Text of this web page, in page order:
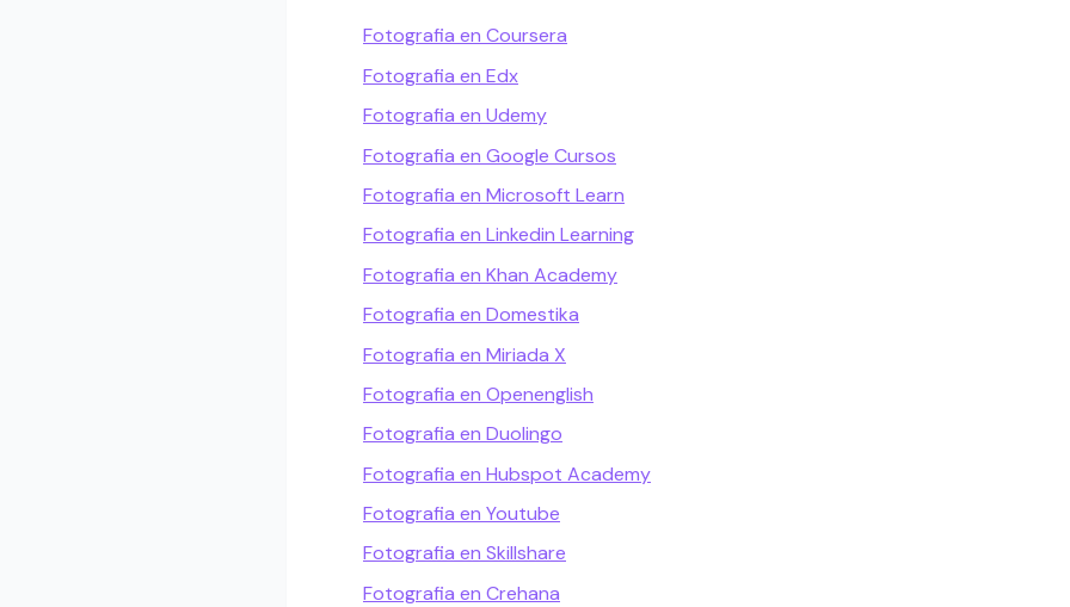
Fotografia en Coursera
Fotografia en Edx
Fotografia en Udemy
Fotografia en Google Cursos
Fotografia en Microsoft Learn
Fotografia en Linkedin Learning
Fotografia en Khan Academy
Fotografia en Domestika
Fotografia en Miriada X
Fotografia en Openenglish
Fotografia en Duolingo
Fotografia en Hubspot Academy
Fotografia en Youtube
Fotografia en Skillshare
Fotografia en Crehana